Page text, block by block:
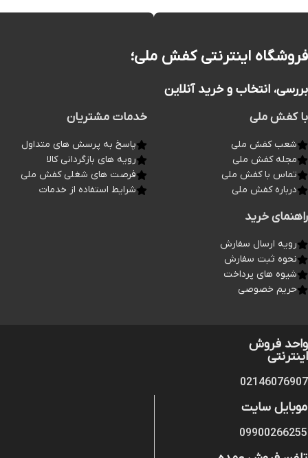
فروشگاه اینترنتی کفش ملی؛
بررسی، انتخاب و خرید آنلاین
با کفش ملی
شعب کفش ملی
مجله کفش ملی
تماس با کفش ملی
درباره کفش ملی
خدمات مشتریان
پاسخ به پرسش های متداول
رویه های بازگردانی کالا
فرصت های شغلی کفش ملی
شرایط استفاده از خدمات
راهنمای خرید
رویه ارسال سفارش
نحوه ثبت سفارش
شیوه های پرداخت
حریم خصوصی
واحد فروش
اینترنتی
02146076907
موبایل سایت
09900266255